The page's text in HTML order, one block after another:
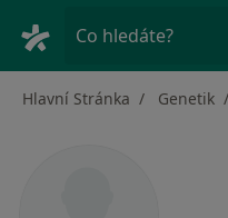
Co hledáte?
Hlavní Stránka Genetik